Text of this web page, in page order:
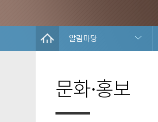
알림마당
문화·홍보